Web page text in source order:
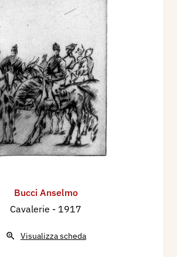
Bucci Anselmo
Cavalerie - 1917
Visualizza scheda